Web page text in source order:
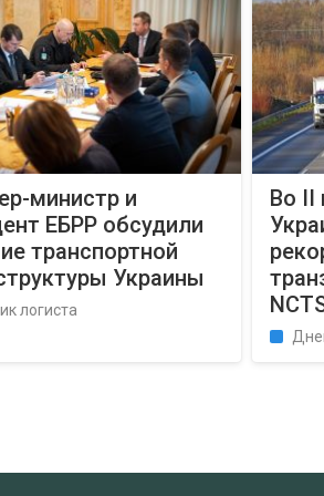
министр и
ЕБРР обсудили
транспортной
Украины
логиста
Во II